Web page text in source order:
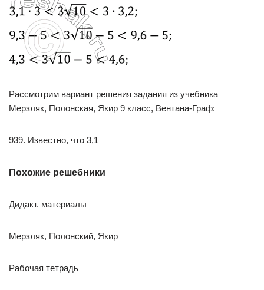
Рассмотрим вариант решения задания из учебника
Мерзляк, Полонская, Якир 9 класс, Вентана-Граф:
939. Известно, что 3,1
Похожие решебники
Дидакт. материалы
Мерзляк, Полонский, Якир
Рабочая тетрадь